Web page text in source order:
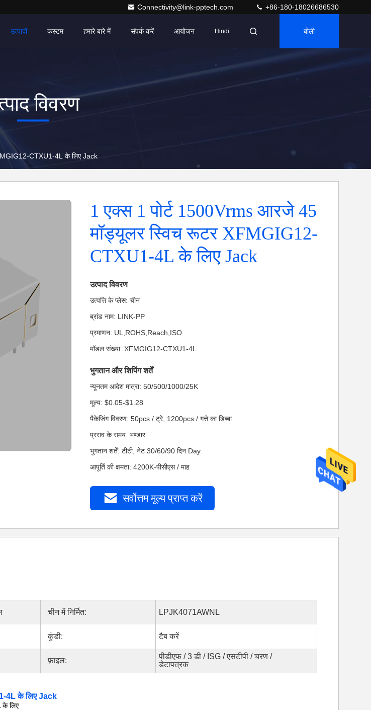
Connectivity@link-pptech.com +86-180-18026686530
उत्पादों हमारे बारे में संपर्क करें आयोजन
कस्टम Hindi बोली
विवरण
CTXU1-4L के लिए Jack
1 एक्स 1 पोर्ट 1500Vrms आरजे 45
मॉड्यूलर स्विच रूटर XFMGIG12-
CTXU1-4L के लिए Jack
उत्पाद विवरण
उत्पत्ति के प्लेस: चीन
ब्रांड नाम: LINK-PP
प्रमाणन: UL,ROHS,Reach,ISO
मॉडल संख्या: XFMGIG12-CTXU1-4L
भुगतान और शिपिंग शर्तें
न्यूनतम आदेश मात्रा: 50/500/1000/25K
मूल्य: $0.05-$1.28
पैकेजिंग विवरण: 50pcs / ट्रे, 1200pcs / गत्ते का डिब्बा
प्रसव के समय: भण्डार
भुगतान शर्तें: टीटी, नेट 30/60/90 दिन Day
आपूर्ति की क्षमता: 4200K-पीसीएस / माह
सर्वोत्तम मूल्य प्राप्त करें
चीन में निर्मित: LPJK4071AWNL
कुंडी: टैब करें
फ़ाइल:
पीडीएफ / 3 डी / ISG / एसटीपी / चरण /
डेटापत्रक
4L के लिए Jack
के लिए